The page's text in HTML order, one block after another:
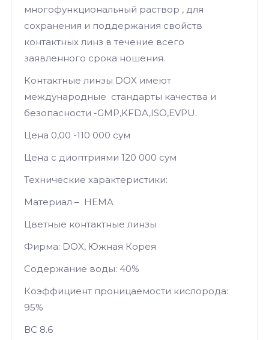
многофункциональный раствор , для
сохранения и поддержания свойств
контактных линз в течение всего
заявленного срока ношения.
Контактные линзы DOX имеют
международные стандарты качества и
безопасности -GMP,KFDA,ISO,EVPU.
Цена 0,00 -110 000 сум
Цена с диоптриями 120 000 сум
Технические характеристики:
Материал – HEMA
Цветные контактные линзы
Фирма: DOX, Южная Корея
Содержание воды: 40%
Коэффициент проницаемости кислорода:
95%
ВС 8.6